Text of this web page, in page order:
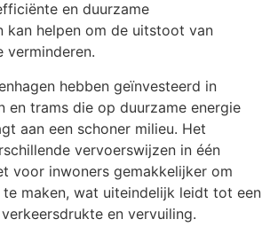
en duurzame
kan helpen om de uitstoot van
verminderen.
hebben geïnvesteerd in
en trams die op duurzame energie
aan een schoner milieu. Het
vervoerswijzen in één
voor inwoners gemakkelijker om
te maken, wat uiteindelijk leidt tot een
en vervuiling.